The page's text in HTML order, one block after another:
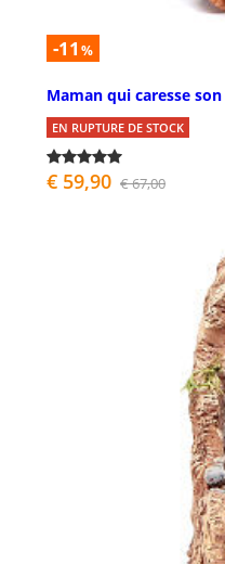
-11 %
Maman qui caresse
EN RUPTURE DE STOCK
€ 59,90 € 67,00